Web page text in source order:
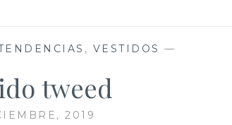
, VESTIDOS —
tweed
2019